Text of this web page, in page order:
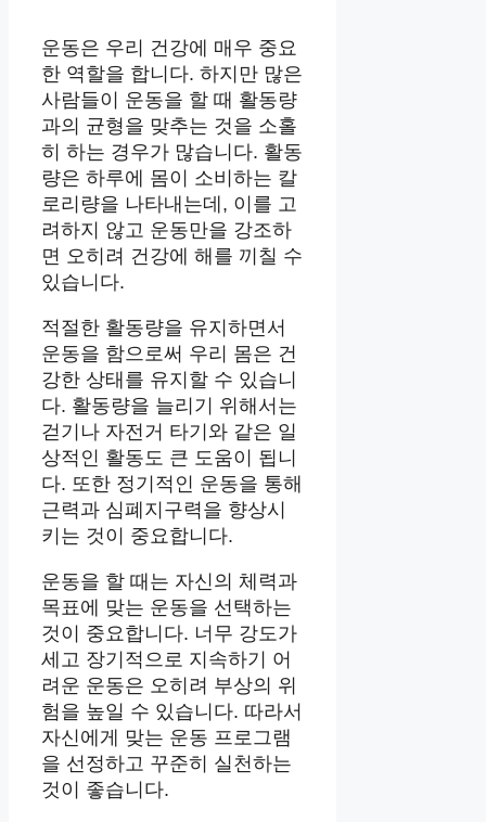
운동은 우리 건강에 매우 중요
한 역할을 합니다. 하지만 많은
사람들이 운동을 할 때 활동량
과의 균형을 맞추는 것을 소홀
히 하는 경우가 많습니다. 활동
량은 하루에 몸이 소비하는 칼
로리량을 나타내는데, 이를 고
려하지 않고 운동만을 강조하
면 오히려 건강에 해를 끼칠 수
있습니다.
적절한 활동량을 유지하면서
운동을 함으로써 우리 몸은 건
강한 상태를 유지할 수 있습니
다. 활동량을 늘리기 위해서는
걷기나 자전거 타기와 같은 일
상적인 활동도 큰 도움이 됩니
다. 또한 정기적인 운동을 통해
근력과 심폐지구력을 향상시
키는 것이 중요합니다.
운동을 할 때는 자신의 체력과
목표에 맞는 운동을 선택하는
것이 중요합니다. 너무 강도가
세고 장기적으로 지속하기 어
려운 운동은 오히려 부상의 위
험을 높일 수 있습니다. 따라서
자신에게 맞는 운동 프로그램
을 선정하고 꾸준히 실천하는
것이 좋습니다.